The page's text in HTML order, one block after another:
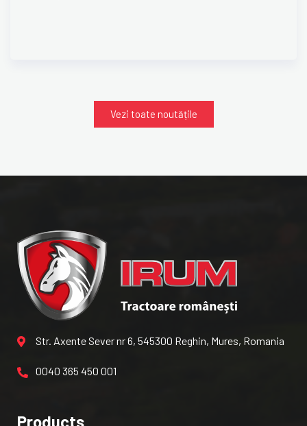
Vezi toate noutățile
Str. Axente Sever nr 6, 545300 Reghin, Mures, Romania
0040 365 450 001
Products